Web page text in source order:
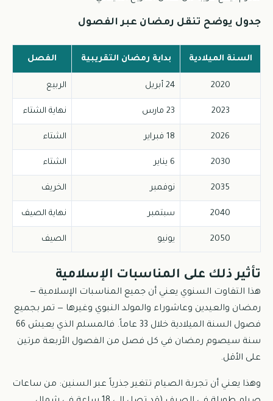
جدول يوضح تنقل رمضان عبر الفصول
السنة الميلادية بداية رمضان التقريبية الفصل
2020 24 أبريل الربيع
2023 23 مارس نهاية الشتاء
2026 18 فبراير الشتاء
2030 6 يناير الشتاء
2035 نوفمبر الخريف
2040 سبتمبر نهاية الصيف
2050 يونيو الصيف
تأثير ذلك على المناسبات الإسلامية
هذا التفاوت السنوي يعني أن جميع المناسبات الإسلامية —
رمضان والعيدين وعاشوراء والمولد النبوي وغيرها — تمر بجميع
فصول السنة الميلادية خلال 33 عاماً. فالمسلم الذي يعيش 66
سنة سيصوم رمضان في كل فصل من الفصول الأربعة مرتين
على الأقل.
وهذا يعني أن تجربة الصيام تتغير جذرياً عبر السنين: من ساعات